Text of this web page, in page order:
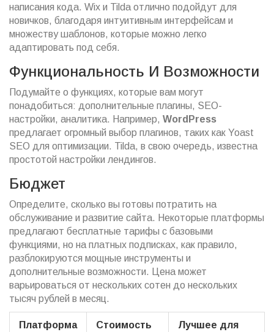
написания кода. Wix и Tilda отлично подойдут для
новичков, благодаря интуитивным интерфейсам и
множеству шаблонов, которые можно легко
адаптировать под себя.
Функциональность И Возможности
Подумайте о функциях, которые вам могут
понадобиться: дополнительные плагины, SEO-
настройки, аналитика. Например, WordPress
предлагает огромный выбор плагинов, таких как Yoast
SEO для оптимизации. Tilda, в свою очередь, известна
простотой настройки лендингов.
Бюджет
Определите, сколько вы готовы потратить на
обслуживание и развитие сайта. Некоторые платформы
предлагают бесплатные тарифы с базовыми
функциями, но на платных подписках, как правило,
разблокируются мощные инструменты и
дополнительные возможности. Цена может
варьироваться от нескольких сотен до нескольких
тысяч рублей в месяц.
Платформа Стоимость Лучшее для